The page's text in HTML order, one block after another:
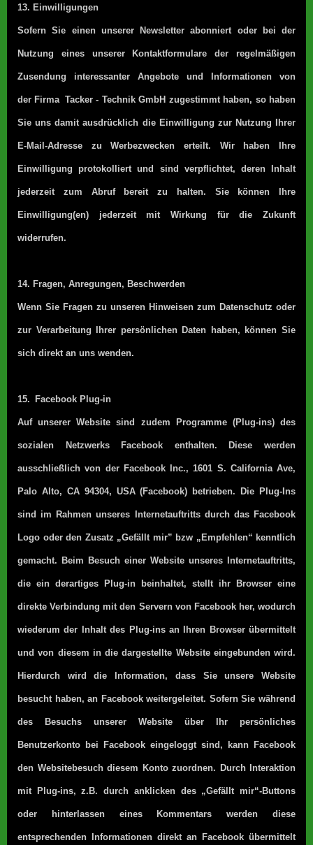
13. Einwilligungen
Sofern Sie einen unserer Newsletter abonniert oder bei der
Nutzung eines unserer Kontaktformulare der regelmäßigen
Zusendung interessanter Angebote und Informationen von
der Firma Tacker - Technik GmbH zugestimmt haben, so haben
Sie uns damit ausdrücklich die Einwilligung zur Nutzung Ihrer
E-Mail-Adresse zu Werbezwecken erteilt. Wir haben Ihre
Einwilligung protokolliert und sind verpflichtet, deren Inhalt
jederzeit zum Abruf bereit zu halten. Sie können Ihre
Einwilligung(en) jederzeit mit Wirkung für die Zukunft
widerrufen.
14. Fragen, Anregungen, Beschwerden
Wenn Sie Fragen zu unseren Hinweisen zum Datenschutz oder
zur Verarbeitung Ihrer persönlichen Daten haben, können Sie
sich direkt an uns wenden.
15. Facebook Plug-in
Auf unserer Website sind zudem Programme (Plug-ins) des
sozialen Netzwerks Facebook enthalten. Diese werden
ausschließlich von der Facebook Inc., 1601 S. California Ave,
Palo Alto, CA 94304, USA (Facebook) betrieben. Die Plug-Ins
sind im Rahmen unseres Internetauftritts durch das Facebook
Logo oder den Zusatz „Gefällt mir” bzw „Empfehlen“ kenntlich
gemacht. Beim Besuch einer Website unseres Internetauftritts,
die ein derartiges Plug-in beinhaltet, stellt ihr Browser eine
direkte Verbindung mit den Servern von Facebook her, wodurch
wiederum der Inhalt des Plug-ins an Ihren Browser übermittelt
und von diesem in die dargestellte Website eingebunden wird.
Hierdurch wird die Information, dass Sie unsere Website
besucht haben, an Facebook weitergeleitet. Sofern Sie während
des Besuchs unserer Website über Ihr persönliches
Benutzerkonto bei Facebook eingeloggt sind, kann Facebook
den Websitebesuch diesem Konto zuordnen. Durch Interaktion
mit Plug-ins, z.B. durch anklicken des „Gefällt mir“-Buttons
oder hinterlassen eines Kommentars werden diese
entsprechenden Informationen direkt an Facebook übermittelt